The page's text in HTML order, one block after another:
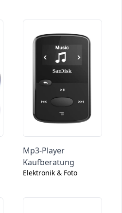
Mp3-Player
Kaufberatung
Elektronik & Foto